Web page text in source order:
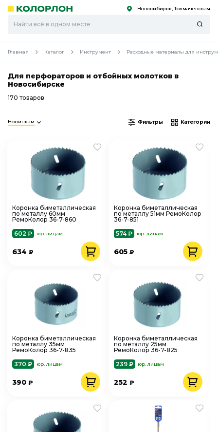
Скоро
Скоро Новосибирск, Толмачевская
Главная Каталог Инструмент Расходные материалы для
Для перфораторов и отбойных молотков в
Новосибирске
170 товаров
Новинкам Фильтры Категории
Коронка биметаллическая
по металлу 60мм
РемоКолор 36-7-860
602 ₽
юр. лицам
634 ₽
Коронка биметаллическая
по металлу 51мм РемоКолор
36-7-851
574 ₽
юр. лицам
605₽
Коронка биметаллическая
по металлу 35мм
РемоКолор 36-7-835
370 ₽
юр. лицам
390 ₽
Коронка биметаллическая
по металлу 25мм
РемоКолор 36-7-825
239 ₽
юр. лицам
252₽